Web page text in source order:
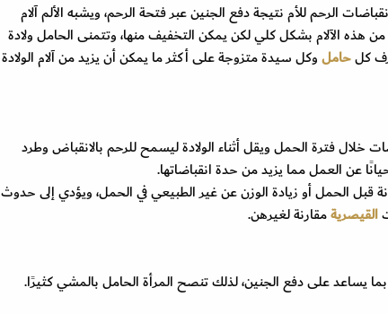
الرحم للأم نتيجة دفع الجنين عبر فتحة الرحم، ويشبه الألم آلام
من هذه الآلام بشكل كلي لكن يمكن التخفيف منها، وتتمنى الحامل ولادة
كلحاملوكل سيدة متزوجة على أكثر ما يمكن أن يزيد من آلام الولادة
خلال فترة الحمل ويقل أثناء الولادة ليسمح للرحم بالانقباض وطرد
عن العمل مما يزيد من حدة انقباضاتها.
الحمل أو زيادة الوزن عن غير الطبيعي في الحمل، ويؤدي إلى حدوث
القيصريةمقارنة لغيرهن.
يساعد على دفع الجنين، لذلك تنصح المرأة الحامل بالمشي كثيرًا.